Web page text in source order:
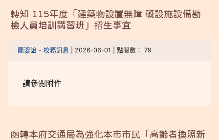
轉知 115年度「建築物設置無障 礙設施設備勘
檢人員培訓講習班」招生事宜
陳姿詒 - 校務訊息 | 2026-06-01 | 點閱數： 79
請參閱附件
函轉本府交通局為強化本市市民「高齡者換照新